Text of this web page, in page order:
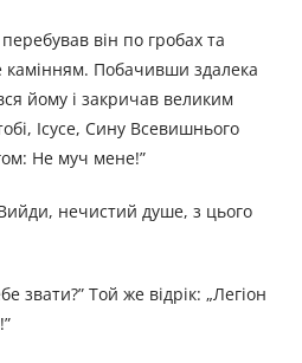
він по гробах та
камінням. Побачивши здалека
йому і закричав великим
Ісусе, Сину Всевишнього
Не муч мене!”
нечистий душе, з цього
звати?” Той же відрік: „Легіон